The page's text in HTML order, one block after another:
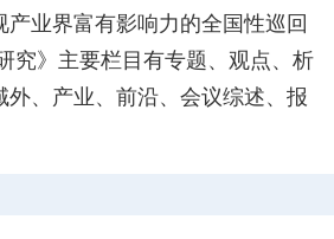
业界富有影响力的全国性巡回
究》主要栏目有专题、观点、析
外、产业、前沿、会议综述、报